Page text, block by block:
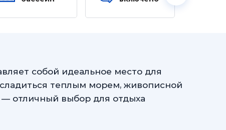
собой идеальное место для
теплым морем, живописной
отличный выбор для отдыха